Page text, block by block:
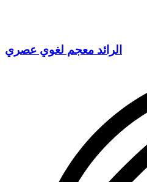
الرائد معجم لغوي عصري